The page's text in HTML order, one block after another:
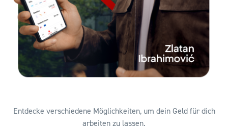
Entdecke verschiedene Möglichkeiten, um dein Geld für dich
arbeiten zu lassen.